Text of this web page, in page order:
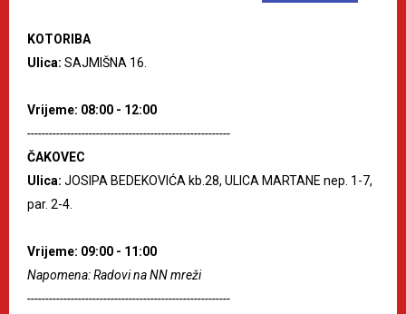
KOTORIBA
Ulica: SAJMIŠNA 16.
Vrijeme: 08:00 - 12:00
--------------------------------------------------------
ČAKOVEC
Ulica: JOSIPA BEDEKOVIĆA kb.28, ULICA MARTANE nep. 1-7,
par. 2-4.
Vrijeme: 09:00 - 11:00
Napomena: Radovi na NN mreži
--------------------------------------------------------